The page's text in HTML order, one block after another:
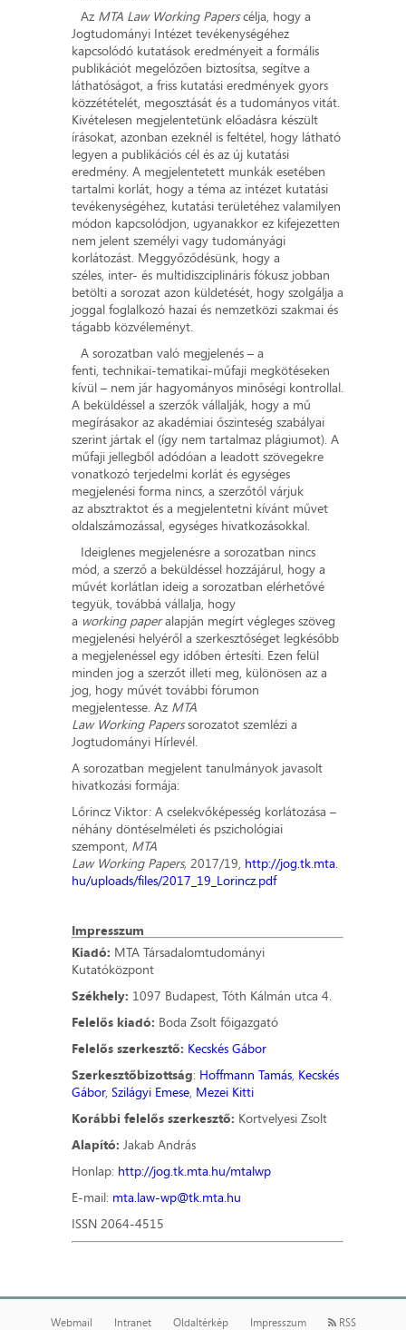
Az MTA Law Working Paperscélja, hogy a
Jogtudományi Intézet tevékenységéhez
kapcsolódó kutatások eredményeit a formális
publikációt megelőzően biztosítsa, segítve a
láthatóságot, a friss kutatási eredmények gyors
közzétételét, megosztását és a tudományos vitát.
Kivételesen megjelentetünk előadásra készült
írásokat, azonban ezeknél is feltétel, hogy látható
legyen a publikációs cél és az új kutatási
eredmény. A megjelentetett munkák esetében
tartalmi korlát, hogy a téma az intézet kutatási
tevékenységéhez, kutatási területéhez valamilyen
módon kapcsolódjon, ugyanakkor ez kifejezetten
nem jelent személyi vagy tudományági
korlátozást. Meggyőződésünk, hogy a
széles, inter- és multidiszciplináris fókusz jobban
betölti a sorozat azon küldetését, hogy szolgálja a
joggal foglalkozó hazai és nemzetközi szakmai és
tágabb közvéleményt.
A sorozatban való megjelenés – a
fenti, technikai-tematikai-műfaji megkötéseken
kívül – nem jár hagyományos minőségi kontrollal.
A beküldéssel a szerzők vállalják, hogy a mű
megírásakor az akadémiai őszinteség szabályai
szerint jártak el (így nem tartalmaz plágiumot). A
műfaji jellegből adódóan a leadott szövegekre
vonatkozó terjedelmi korlát és egységes
megjelenési forma nincs, a szerzőtől várjuk
az absztraktot és a megjelentetni kívánt művet
oldalszámozással, egységes hivatkozásokkal.
Ideiglenes megjelenésre a sorozatban nincs
mód, a szerző a beküldéssel hozzájárul, hogy a
művét korlátlan ideig a sorozatban elérhetővé
tegyük, továbbá vállalja, hogy
a working paperalapján megírt végleges szöveg
megjelenési helyéről a szerkesztőséget legkésőbb
a megjelenéssel egy időben értesíti. Ezen felül
minden jog a szerzőt illeti meg, különösen az a
jog, hogy művét további fórumon
megjelentesse. Az MTA
Law Working Paperssorozatot szemlézi a
Jogtudományi Hírlevél.
A sorozatban megjelent tanulmányok javasolt
hivatkozási formája:
Lőrincz Viktor: A cselekvőképesség korlátozása –
néhány döntéselméleti és pszichológiai
szempont, MTA
Law Working Papers, 2017/19, http://jog.tk.mta.
hu/uploads/files/2017_19_Lorincz.pdf
Impresszum
Kiadó: MTA Társadalomtudományi
Kutatóközpont
Székhely: 1097 Budapest, Tóth Kálmán utca 4.
Felelős kiadó: Boda Zsolt főigazgató
Felelős szerkesztő: Kecskés Gábor
Szerkesztőbizottság: Hoffmann Tamás, Kecskés
Gábor, Szilágyi Emese, Mezei Kitti
Korábbi felelős szerkesztő: Kortvelyesi Zsolt
Alapító: Jakab András
Honlap: http://jog.tk.mta.hu/mtalwp
E-mail: mta.law-wp@tk.mta.hu
ISSN 2064-4515
Webmail Intranet Oldaltérkép Impresszum RSS